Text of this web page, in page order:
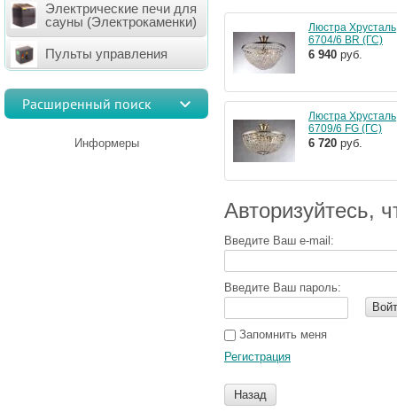
Электрические печи для
сауны (Электрокаменки)
Пульты управления
Расширенный поиск
Информеры
Люстра Хрусталь
6704/6 BR (ГС)
6 940 руб.
Люстра Хрусталь
6709/6 FG (ГС)
6 720 руб.
Авторизуйтесь,
Введите Ваш e-mail:
Введите Ваш пароль:
Запомнить меня
Регистрация
Назад